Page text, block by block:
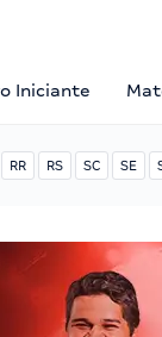
Iniciante
RR RS SC SE